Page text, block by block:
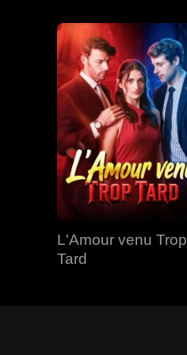
L'Amour venu Trop
Tard